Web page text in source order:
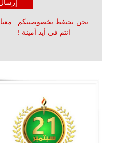
نحن نحتفظ بخصوصيتكم . معنا
انتم في أيد أمينة !